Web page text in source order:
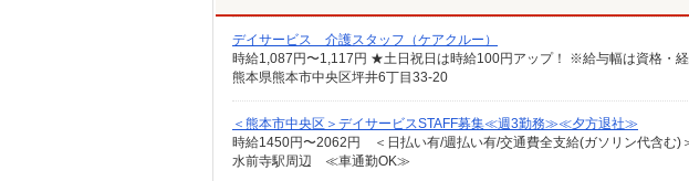
デイサービス 介護スタッフ（ケアクルー）
時給1,087円〜1,117円 ★土日祝日は時給100円アップ！ ※給与幅は資格・
熊本県熊本市中央区坪井6丁目33-20
＜熊本市中央区＞デイサービスSTAFF募集≪週3勤務≫≪夕方退社≫
時給1450円〜2062円 ＜日払い有/週払い有/交通費全支給(ガソリン代含む)
水前寺駅周辺 ≪車通勤OK≫